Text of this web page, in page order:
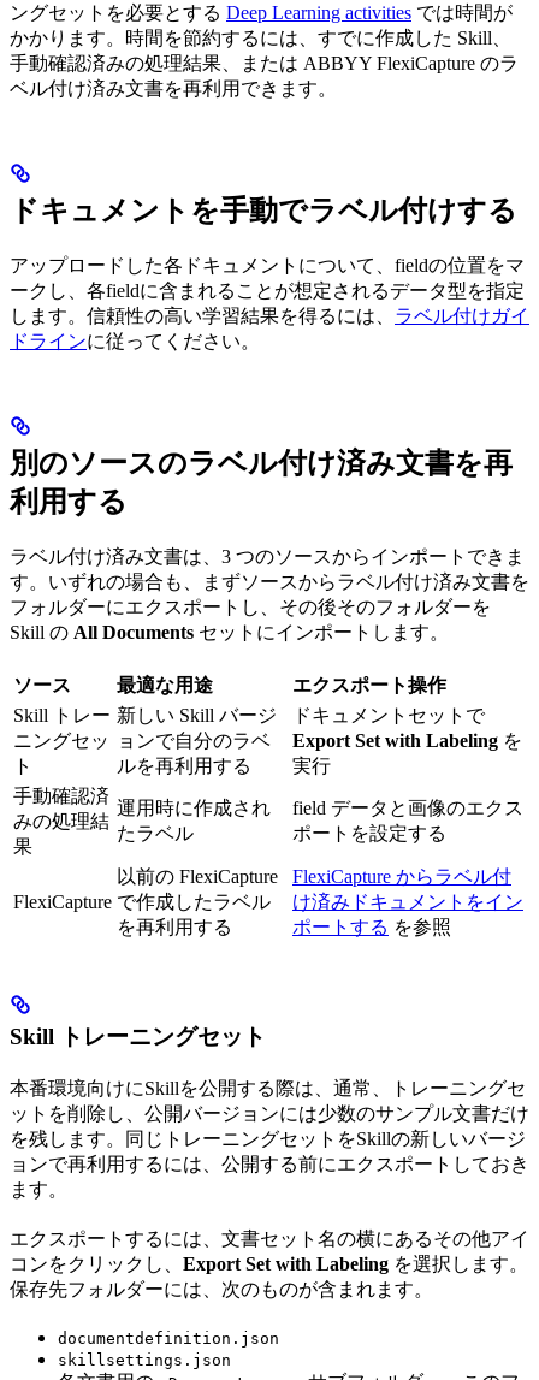
ングセットを必要とする Deep Learning activities では時間が
かかります。時間を節約するには、すでに作成した Skill、
手動確認済みの処理結果、または ABBYY FlexiCapture のラ
ベル付け済み文書を再利用できます。
ドキュメントを手動でラベル付けする
アップロードした各ドキュメントについて、fieldの位置をマ
ークし、各fieldに含まれることが想定されるデータ型を指定
します。信頼性の高い学習結果を得るには、 ラベル付けガイ
ドラインに従ってください。
別のソースのラベル付け済み文書を再
利用する
ラベル付け済み文書は、3 つのソースからインポートできま
す。いずれの場合も、まずソースからラベル付け済み文書を
フォルダーにエクスポートし、その後そのフォルダーを
Skill の All Documents セットにインポートします。
ソース 最適な用途
エクスポート操作
Skill トレー
ニングセッ
ト
新しい Skill バージ
ョンで自分のラベ
ルを再利用する
ドキュメントセットで
Export Set with Labeling を
実行
手動確認済
みの処理結
果
運用時に作成され
たラベル
field データと画像のエクス
ポートを設定する
FlexiCapture
以前の FlexiCapture
で作成したラベル
を再利用する
FlexiCapture からラベル付
け済みドキュメントをイン
ポートする を参照
Skill トレーニングセット
本番環境向けにSkillを公開する際は、通常、トレーニングセ
ットを削除し、公開バージョンには少数のサンプル文書だけ
を残します。同じトレーニングセットをSkillの新しいバージ
ョンで再利用するには、公開する前にエクスポートしておき
ます。
エクスポートするには、文書セット名の横にあるその他アイ
コンをクリックし、 Export Set with Labeling を選択します。
保存先フォルダーには、次のものが含まれます。
documentdefinition.json
skillsettings.json